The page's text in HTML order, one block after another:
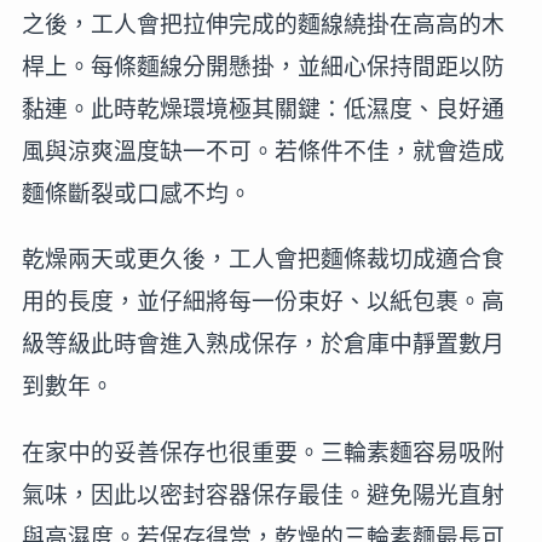
之後，工人會把拉伸完成的麵線繞掛在高高的木
桿上。每條麵線分開懸掛，並細心保持間距以防
黏連。此時乾燥環境極其關鍵：低濕度、良好通
風與涼爽溫度缺一不可。若條件不佳，就會造成
麵條斷裂或口感不均。
乾燥兩天或更久後，工人會把麵條裁切成適合食
用的長度，並仔細將每一份束好、以紙包裹。高
級等級此時會進入熟成保存，於倉庫中靜置數月
到數年。
在家中的妥善保存也很重要。三輪素麵容易吸附
氣味，因此以密封容器保存最佳。避免陽光直射